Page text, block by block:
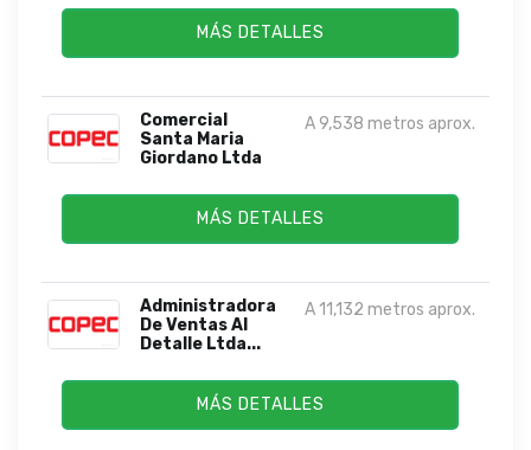
MÁS DETALLES
Comercial
Santa Maria
Giordano Ltda
A 9,538 metros aprox.
MÁS DETALLES
Administradora
De Ventas Al
Detalle Ltda...
A 11,132 metros aprox.
MÁS DETALLES